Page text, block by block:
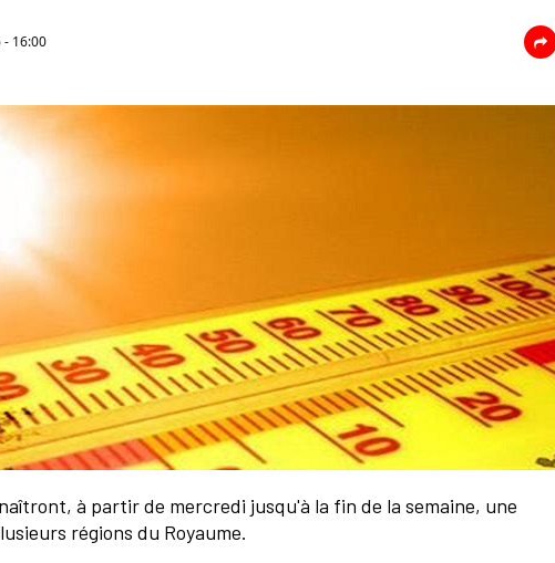
- 16:00
à partir de mercredi jusqu'à la fin de la semaine, une
régions du Royaume.